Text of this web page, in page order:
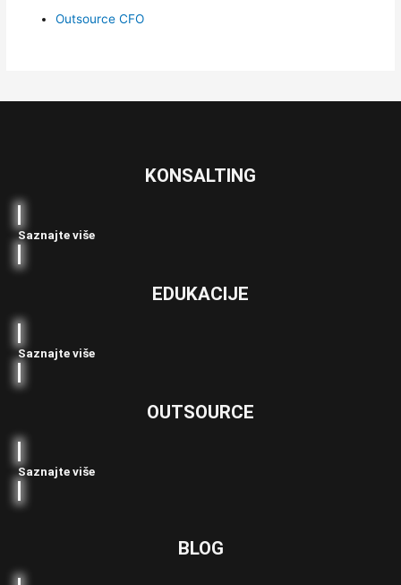
Outsource CFO
KONSALTING
Saznajte više
EDUKACIJE
Saznajte više
OUTSOURCE
Saznajte više
BLOG